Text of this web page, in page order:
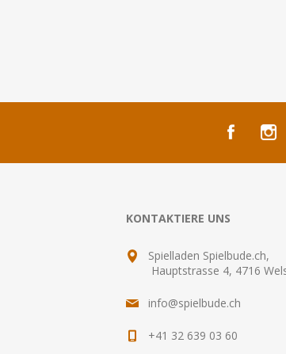
KONTAKTIERE UNS
Spielladen Spielbude.ch,
Hauptstrasse 4, 4716
info@spielbude.ch
+41 32 639 03 60